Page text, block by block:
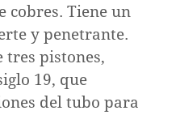
cobres. Tiene un
y penetrante.
tres pistones,
19, que
del tubo para